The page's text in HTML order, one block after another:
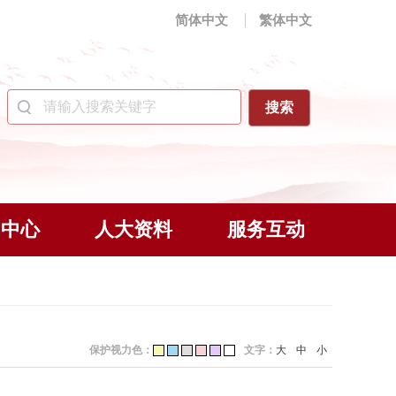
简体中文 繁体中文
心 人大资料 服务互动
文字： 大 中 小
保护视力色：